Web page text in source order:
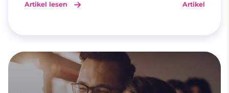
Artikel lesen
Artikel lesen